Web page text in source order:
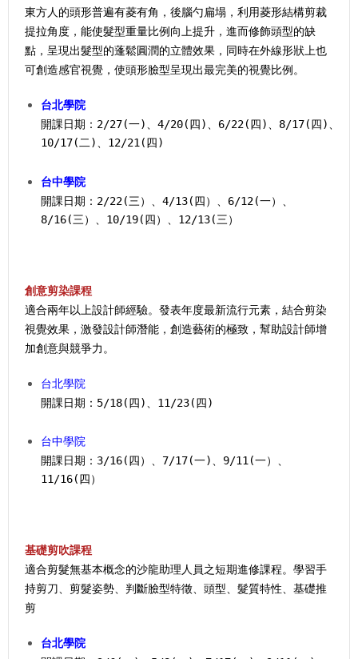
東方人的頭形普遍有菱有角，後腦勺扁塌，利用菱形結構剪裁
提拉角度，能使髮型重量比例向上提升，進而修飾頭型的缺
點，呈現出髮型的蓬鬆圓潤的立體效果，同時在外線形狀上也
可創造感官視覺，使頭形臉型呈現出最完美的視覺比例。
台北學院
開課日期：2/27(一)、4/20(四)、6/22(四)、8/17(四)、
10/17(二)、12/21(四)
台中學院
開課日期：2/22(三）、4/13(四）、6/12(一）、
8/16(三）、10/19(四）、12/13(三）
創意剪染課程
適合兩年以上設計師經驗。發表年度最新流行元素，結合剪染
視覺效果，激發設計師潛能，創造藝術的極致，幫助設計師增
加創意與競爭力。
台北學院
開課日期：5/18(四)、11/23(四)
台中學院
開課日期：3/16(四）、7/17(一)、9/11(一）、
11/16(四）
基礎剪吹課程
適合剪髮無基本概念的沙龍助理人員之短期進修課程。學習手
持剪刀、剪髮姿勢、判斷臉型特徵、頭型、髮質特性、基礎推
剪
台北學院